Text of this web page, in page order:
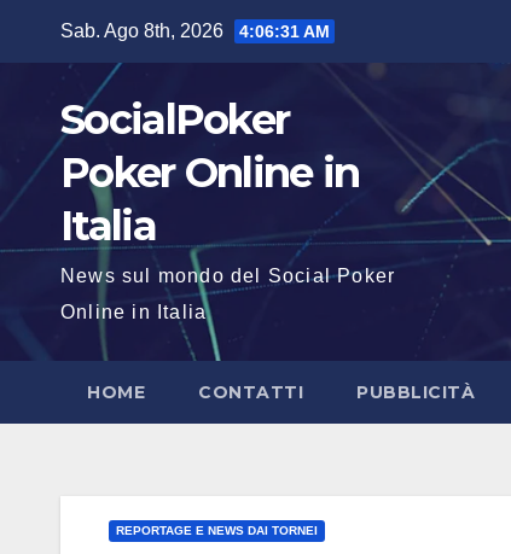
Sab. Ago 8th, 2026 4:06:33 AM
SocialPoker
Poker Online in
Italia
News sul mondo del Social Poker
Online in Italia
HOME CONTATTI PUBBLICITÀ
REPORTAGE E NEWS DAI TORNEI